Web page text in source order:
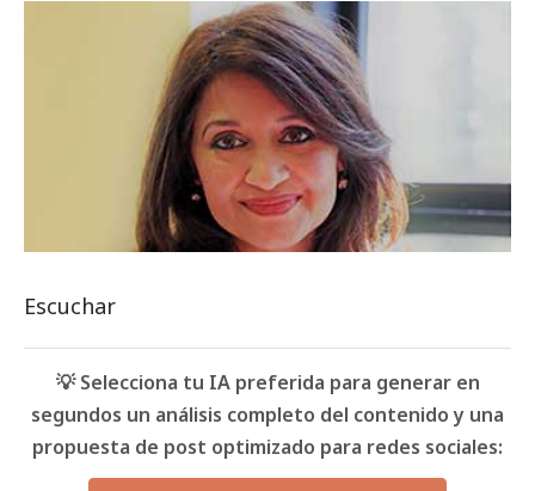
Escuchar
💡 Selecciona tu IA preferida para generar en
segundos un análisis completo del contenido y una
propuesta de post optimizado para redes sociales: